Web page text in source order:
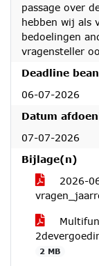
passage over
hebben wij als
bedoelingen
vragensteller
Deadline
06-07-2026
Datum
07-07-2026
Bijlage(n)
2026-
2 MB